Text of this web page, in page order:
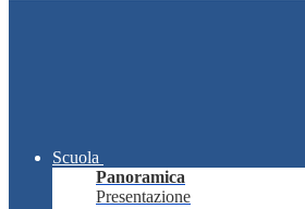
Scuola
Panoramica
Presentazione